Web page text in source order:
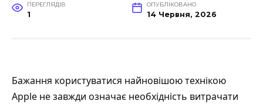
ПЕРЕГЛЯДІВ
1
ОПУБЛІКОВАНО
14 Червня, 2026
Бажання користуватися найновішою технікою
Apple не завжди означає необхідність витрачати